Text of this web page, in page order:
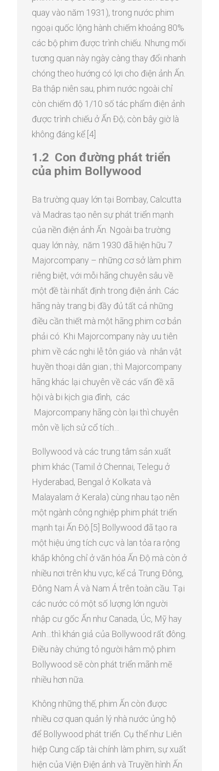
quay vào năm 1931), trong nước phim
ngoại quốc lộng hành chiếm khoảng 80%
các bộ phim được trình chiếu. Nhưng mối
tương quan này ngày càng thay đổi nhanh
chóng theo hướng có lợi cho điện ảnh Ấn.
Ba thập niên sau, phim nước ngoài chỉ
còn chiếm độ 1/10 số tác phẩm điện ảnh
được trình chiếu ở Ấn Độ; còn bây giờ là
không đáng kể.[4]
1.2 Con đường phát triển
của phim Bollywood
Ba trường quay lớn tại Bombay, Calcutta
và Madras tạo nên sự phát triển mạnh
của nền điện ảnh Ấn. Ngoài ba trường
quay lớn này, năm 1930 đã hiện hữu 7
Majorcompany – những cơ sở làm phim
riêng biệt, với mỗi hãng chuyên sâu về
một đề tài nhất định trong điện ảnh. Các
hãng này trang bị đầy đủ tất cả những
điều cần thiết mà một hãng phim cơ bản
phải có. Khi Majorcompany này ưu tiên
phim về các nghi lễ tôn giáo và nhân vật
huyền thoại dân gian ; thì Majorcompany
hãng khác lại chuyên về các vấn đề xã
hội và bi kịch gia đình, các
Majorcompany hãng còn lại thì chuyên
môn về lịch sử cổ tích…
Bollywood và các trung tâm sản xuất
phim khác (Tamil ở Chennai, Telegu ở
Hyderabad, Bengal ở Kolkata và
Malayalam ở Kerala) cùng nhau tạo nên
một ngành công nghiệp phim phát triển
mạnh tại Ấn Độ.[5] Bollywood đã tạo ra
một hiệu ứng tích cực và lan tỏa ra rộng
khắp không chỉ ở văn hóa Ấn Độ mà còn ở
nhiều nơi trên khu vực, kể cả Trung Đông,
Đông Nam Á và Nam Á trên toàn cầu. Tại
các nước có một số lượng lớn người
nhập cư gốc Ấn như Canada, Úc, Mỹ hay
Anh…thì khán giả của Bollywood rất đông.
Điều này chứng tỏ người hâm mộ phim
Bollywood sẽ còn phát triển mãnh mẽ
nhiều hơn nữa.
Không những thế, phim Ấn còn được
nhiều cơ quan quản lý nhà nước ủng hộ
để Bollywood phát triển. Cụ thể như Liên
hiệp Cung cấp tài chính làm phim, sự xuất
hiện của Viện Điện ảnh và Truyền hình Ấn